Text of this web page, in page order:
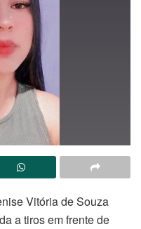
Vitória de Souza
a tiros em frente de